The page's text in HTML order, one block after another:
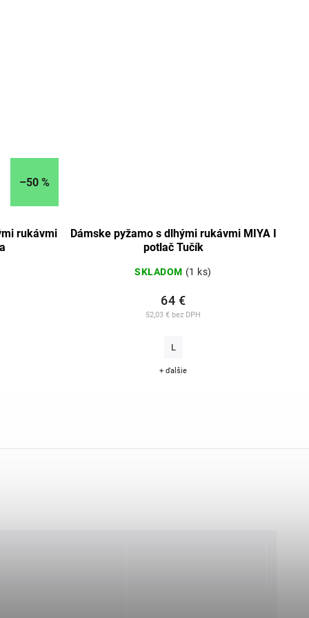
–50 %
rukávmi
Dámske pyžamo s dlhými rukávmi MIYA I
potlač Tučík
SKLADOM (1 ks)
52,03 € bez DPH
64 €
L
+ ďalšie